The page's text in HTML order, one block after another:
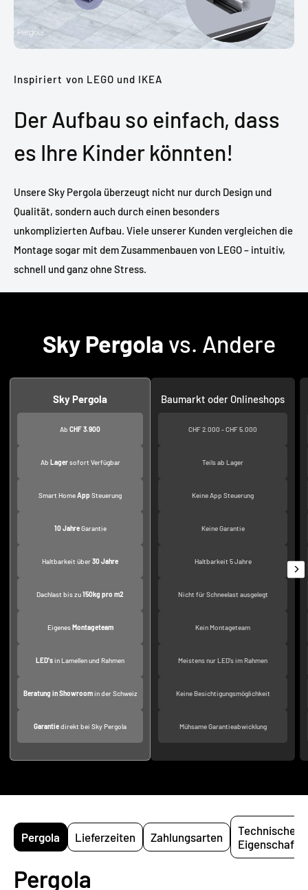
Inspiriert von LEGO und IKEA
Der Aufbau so einfach, dass
es Ihre Kinder könnten!
Unsere Sky Pergola überzeugt nicht nur durch Design und
Qualität, sondern auch durch einen besonders
unkomplizierten Aufbau. Viele unserer Kunden vergleichen die
Montage sogar mit dem Zusammenbauen von LEGO – intuitiv,
schnell und ganz ohne Stress.
Sky Pergola vs. Andere
Sky Pergola
AbCHF 3.900
Ab Lagersofort Verfügbar
Smart HomeAppSteuerung
10 JahreGarantie
Haltbarkeit über30 Jahre
Dachlast bis zu150kg pro m2
EigenesMontageteam
LED'sin Lamellen und Rahmen
Beratung in Showroomin der Schweiz
Garantiedirekt bei Sky Pergola
Baumarkt oder Onlineshops
CHF 2.000 - CHF 5.000
Teils ab Lager
Keine App Steuerung
Keine Garantie
Haltbarkeit 5 Jahre
Nicht für Schneelast ausgelegt
Kein Montageteam
Meistens nur LED's im Rahmen
Keine Besichtigungsmöglichkeit
Mühsame Garantieabwicklung
Pergola Lieferzeiten Zahlungsarten
Technische
Pergola